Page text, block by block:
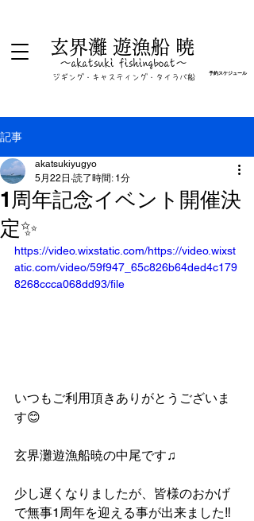
玄界灘 遊漁船 暁
​～akatsuki fishingboat～
​ジギング・キャスティング・タイラバ船
予約スケジュール
記事
1周年記念イベント開催決
定✨
akatsukiyugyo
5月22日 読了時間: 1分
https://video.wixstatic.com/https://video.wixst
atic.com/video/59f947_65c826b64ded4c179
8268ccca068dd93/file
いつもご利用頂きありがとうございま
す😊
玄界灘遊漁船暁の中尾です♫
少し遅くなりましたが、皆様のおかげ
で無事1周年を迎える事が出来ました‼︎